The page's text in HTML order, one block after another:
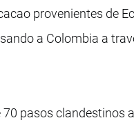
provenientes de
a Colombia a
pasos clandestinos